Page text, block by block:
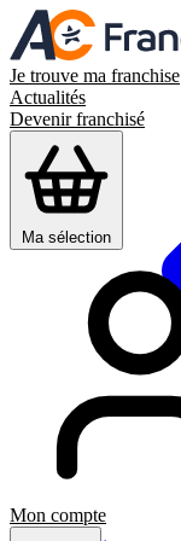
Je trouve ma franchise
Actualités
Devenir franchisé
Ma sélection
Mon compte